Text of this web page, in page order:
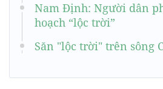
Nam Định: Người dân
hoạch “lộc trời”
Săn "lộc trời" trên sông